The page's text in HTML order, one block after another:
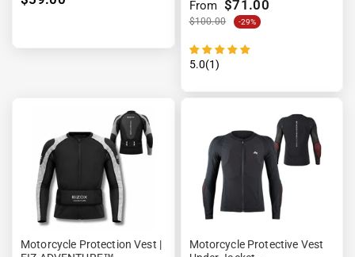
From $71.00
$100.00 -29%
5.0(1)
Motorcycle Protection Vest |
Motorcycle Protective Vest